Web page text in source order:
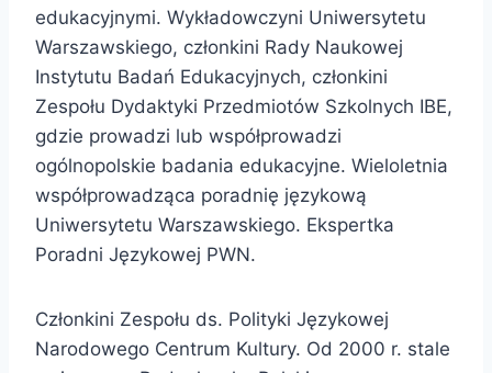
edukacyjnymi. Wykładowczyni Uniwersytetu
Warszawskiego, członkini Rady Naukowej
Instytutu Badań Edukacyjnych, członkini
Zespołu Dydaktyki Przedmiotów Szkolnych IBE,
gdzie prowadzi lub współprowadzi
ogólnopolskie badania edukacyjne. Wieloletnia
współprowadząca poradnię językową
Uniwersytetu Warszawskiego. Ekspertka
Poradni Językowej PWN.
Członkini Zespołu ds. Polityki Językowej
Narodowego Centrum Kultury. Od 2000 r. stale